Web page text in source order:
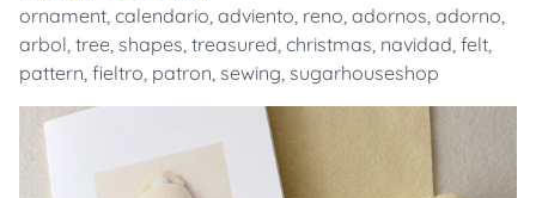
ornament, calendario, adviento, reno, adornos, adorno,
arbol, tree, shapes, treasured, christmas, navidad, felt,
pattern, fieltro, patron, sewing, sugarhouseshop